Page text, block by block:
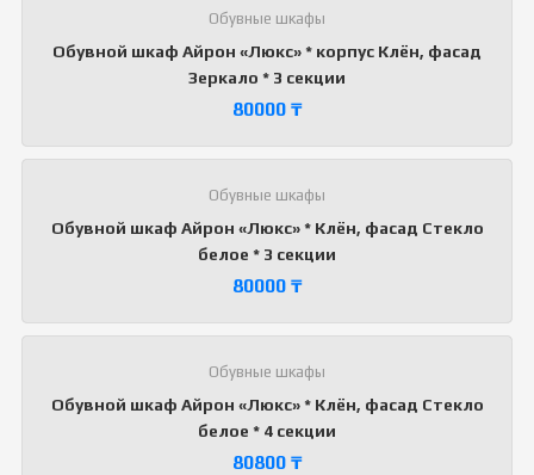
Обувные шкафы
Обувной шкаф Айрон «Люкс» * корпус Клён, фасад
Зеркало * 3 секции
80000 ₸
Обувные шкафы
Обувной шкаф Айрон «Люкс» * Клён, фасад Стекло
белое * 3 секции
80000 ₸
Обувные шкафы
Обувной шкаф Айрон «Люкс» * Клён, фасад Стекло
белое * 4 секции
80800 ₸